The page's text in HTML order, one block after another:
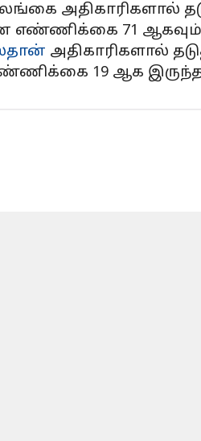
அதிகாரிகளால்
எண்ணிக்கை 71 ஆகவும்
அதிகாரிகளால்
19 ஆக